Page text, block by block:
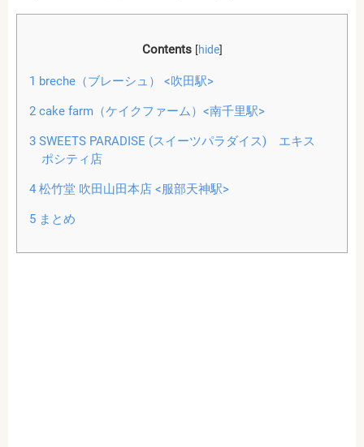
Contents [hide]
1 breche（ブレーシュ） <吹田駅>
2cake farm（ケイクファーム）<南千里駅>
3SWEETS PARADISE (スイーツパラダイス) エキス
ポシティ店
4松竹堂 吹田山田本店 <服部天神駅>
5まとめ